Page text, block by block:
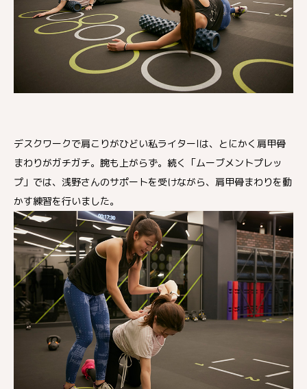
デスクワークで肩こりがひどい私ライターIは、とにかく肩甲骨
まわりがガチガチ。腕も上がらず。続く「ムーブメントプレッ
プ」では、浅野さんのサポートを受けながら、肩甲骨まわりを動
かす練習を行いました。